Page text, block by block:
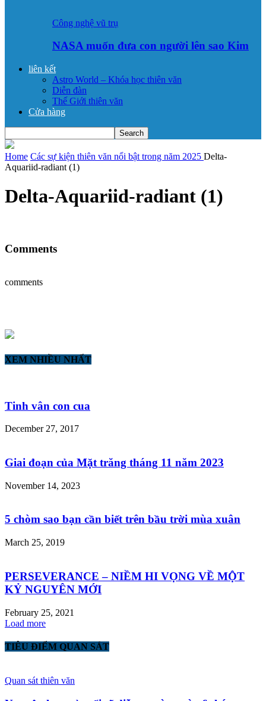
Công nghệ vũ trụ
NASA muốn đưa con người lên sao Kim
liên kết
Astro World – Khóa học thiên văn
Diễn đàn
Thế Giới thiên văn
Cửa hàng
Home Các sự kiện thiên văn nổi bật trong năm 2025 Delta-
Aquariid-radiant (1)
Delta-Aquariid-radiant (1)
Comments
comments
XEM NHIỀU NHẤT
Tinh vân con cua
December 27, 2017
Giai đoạn của Mặt trăng tháng 11 năm 2023
November 14, 2023
5 chòm sao bạn cần biết trên bầu trời mùa xuân
March 25, 2019
PERSEVERANCE – NIỀM HI VỌNG VỀ MỘT
KỶ NGUYÊN MỚI
February 25, 2021
Load more
TIÊU ĐIỂM QUAN SÁT
Quan sát thiên văn